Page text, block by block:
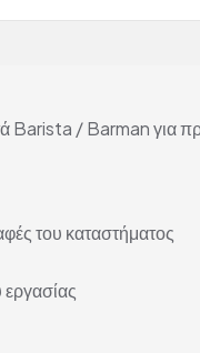
Barista / Barman για
του καταστήματος